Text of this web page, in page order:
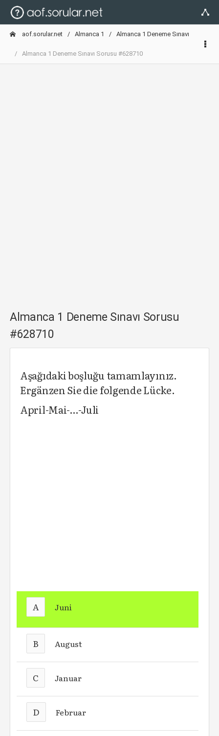
aof.sorular.net Almanca 1 Almanca 1 Deneme Sınavı
Almanca 1 Deneme Sınavı Sorusu #628710
Almanca 1 Deneme Sınavı Sorusu
#628710
Aşağıdaki boşluğu tamamlayınız.
Ergänzen Sie die folgende Lücke.
April-Mai-…-Juli
A Juni
B August
C Januar
D Februar